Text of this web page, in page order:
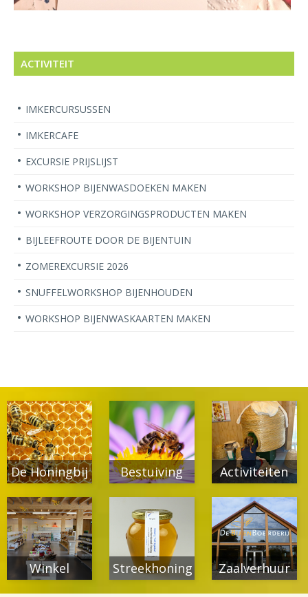
ACTIVITEIT
IMKERCURSUSSEN
IMKERCAFE
EXCURSIE PRIJSLIJST
WORKSHOP BIJENWASDOEKEN MAKEN
WORKSHOP VERZORGINGSPRODUCTEN MAKEN
BIJLEEFROUTE DOOR DE BIJENTUIN
ZOMEREXCURSIE 2026
SNUFFELWORKSHOP BIJENHOUDEN
WORKSHOP BIJENWASKAARTEN MAKEN
De Honingbij Bestuiving Activiteiten
Winkel Streekhoning Zaalverhuur